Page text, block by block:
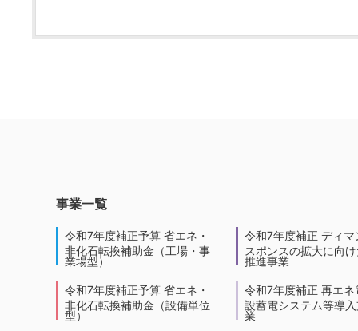
事業一覧
令和7年度補正予算 省エネ・
非化石転換補助金（工場・事
業場型）
令和7年度補正予算 省エネ・
非化石転換補助金（設備単位
型）
令和7年度補正 ディマ
スポンスの拡大に向
推進事業
令和7年度補正 再エネ
設蓄電システム等導
業